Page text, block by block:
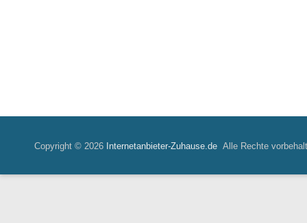
Copyright © 2026 Internetanbieter-Zuhause.de Alle Rechte